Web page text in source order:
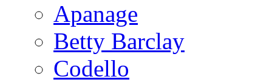
Apanage
Betty Barclay
Codello